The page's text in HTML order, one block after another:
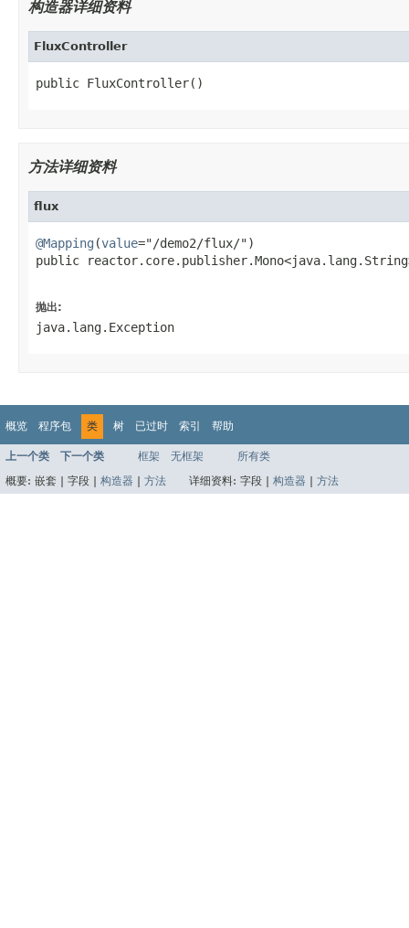
构造器详细资料
FluxController
public FluxController()
方法详细资料
flux
@Mapping (value="/demo2/flux/")
public
抛出:
java.lang.Exception
概览 程序包 类 树 已过时 索引 帮助
上一个类 下一个类 框架 无框架
所有类
概要: 嵌套 | 字段 | 构造器 方法 详细资料: 字段 | 构造器 方法